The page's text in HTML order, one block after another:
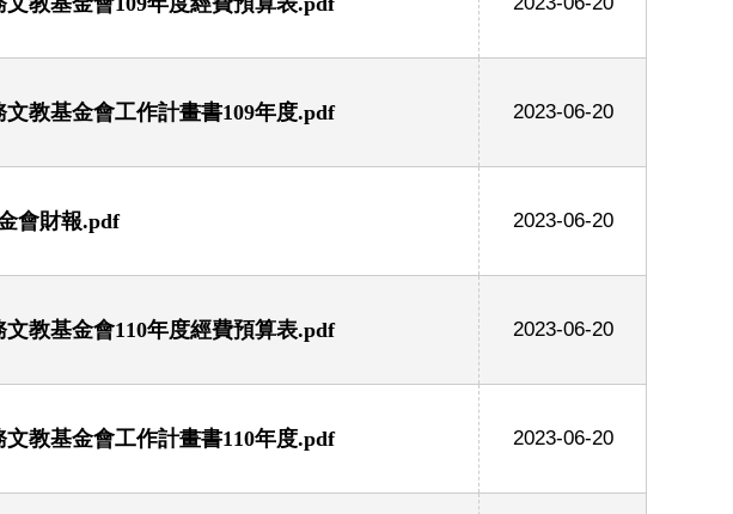
教基金會工作計畫書109年度.pdf 2023-06-20
會財報.pdf 2023-06-20
教基金會110年度經費預算表.pdf 2023-06-20
教基金會工作計畫書110年度.pdf 2023-06-20